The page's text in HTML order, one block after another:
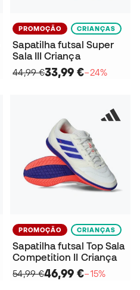
PROMOÇÃO CRIANÇAS
Sapatilha futsal Super
Sala III Criança
44,99 €33,99 €−24%
PROMOÇÃO CRIANÇAS
Sapatilha futsal Top Sala
Competition II Criança
54,99 €46,99 €−15%